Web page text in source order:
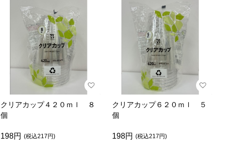
クリアカップ４２０ｍｌ ８
個
198円 (税込217円)
クリアカップ６２０ｍｌ ５
個
198円 (税込217円)